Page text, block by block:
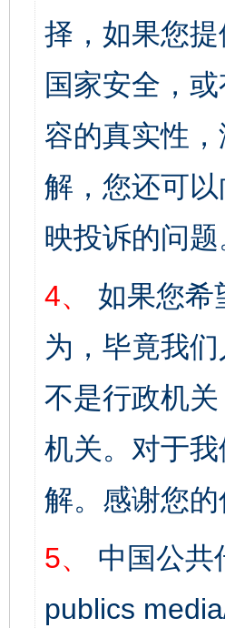
择，如果您
国家安全，
容的真实性
解，您还可
映投诉的问题
4、
如果您希
为，毕竟我
不是行政机
机关。对于
解。感谢您的
5、
中国公共
publics